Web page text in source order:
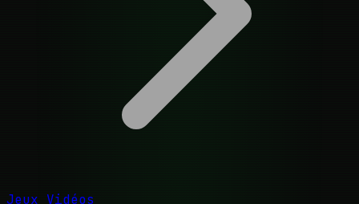
Jeux Vidéos